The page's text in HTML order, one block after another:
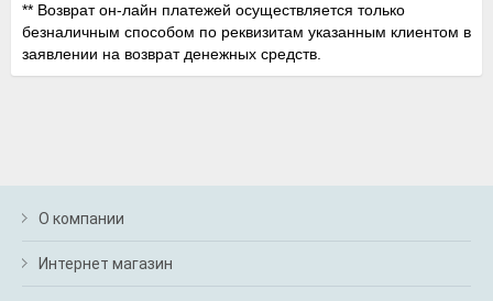
** Возврат он-лайн платежей осуществляется только
безналичным способом по реквизитам указанным клиентом в
заявлении на возврат денежных средств.
О компании
Интернет магазин